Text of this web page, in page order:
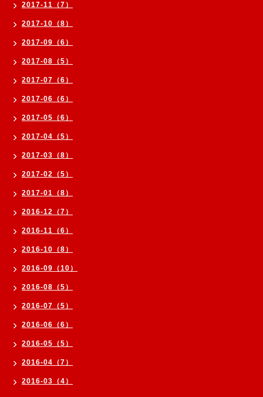
2017-11（7）
2017-10（8）
2017-09（6）
2017-08（5）
2017-07（6）
2017-06（6）
2017-05（6）
2017-04（5）
2017-03（8）
2017-02（5）
2017-01（8）
2016-12（7）
2016-11（6）
2016-10（8）
2016-09（10）
2016-08（5）
2016-07（5）
2016-06（6）
2016-05（5）
2016-04（7）
2016-03（4）